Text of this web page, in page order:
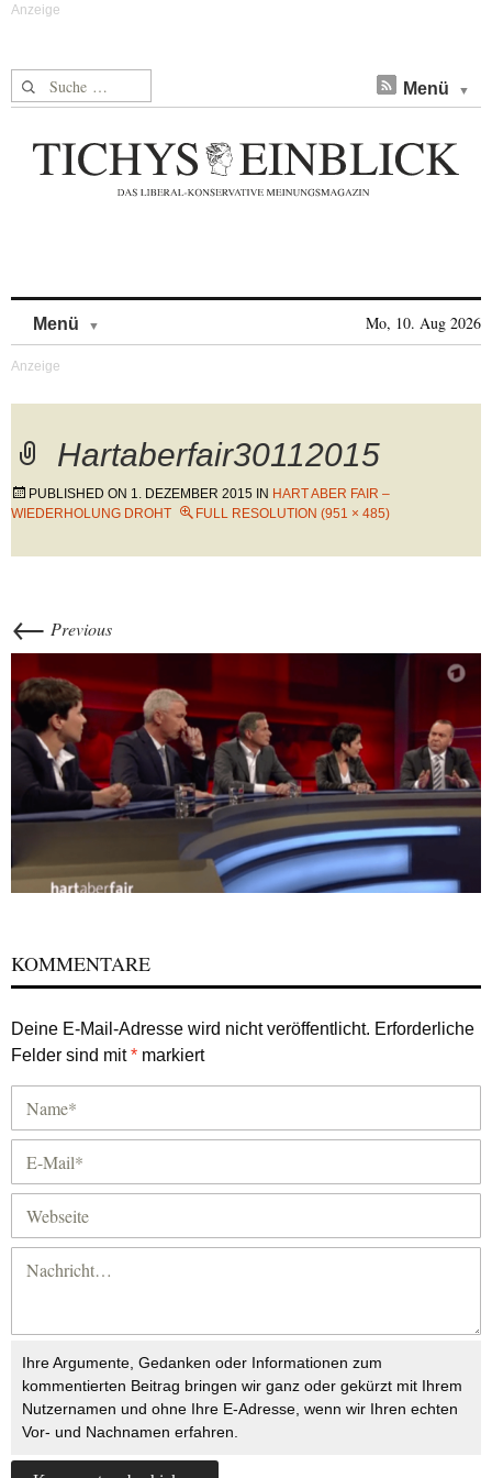
Suche nach: Menü
Menü Mo, 10. Aug 2026
Hartaberfair30112015
PUBLISHED ON 1. DEZEMBER 2015 IN HART ABER FAIR –
WIEDERHOLUNG DROHT
FULL RESOLUTION (951 × 485)
← Previous
KOMMENTARE
Deine E-Mail-Adresse wird nicht veröffentlicht. Erforderliche
Felder sind mit* markiert
Ihre Argumente, Gedanken oder Informationen zum
kommentierten Beitrag bringen wir ganz oder gekürzt mit Ihrem
Nutzernamen und ohne Ihre E-Adresse, wenn wir Ihren echten
Vor- und Nachnamen erfahren.